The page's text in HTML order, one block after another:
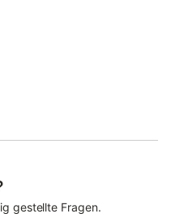
gestellte Fragen.